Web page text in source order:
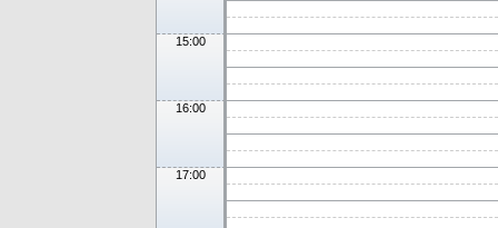
15:00
16:00
17:00